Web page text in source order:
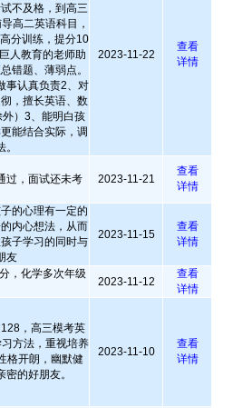
不及格，到高三
高二英语科目，
分训练，提分10
人教育的老师助
错题、薄弱点。
事认真负责2、对
，擅长英语、数
）3、能明白孩
能结合实际，调
2023-11-22
查看
详情
过，面试还未考 2023-11-21
查看
详情
的心理有一定的
内心想法，从而
子学习的同时与
友
2023-11-15
查看
详情
，化学多次年级
2023-11-12
查看
详情
，高三模考英
方法，重视培养
格开朗，幽默健
的好朋友。
2023-11-10
查看
详情